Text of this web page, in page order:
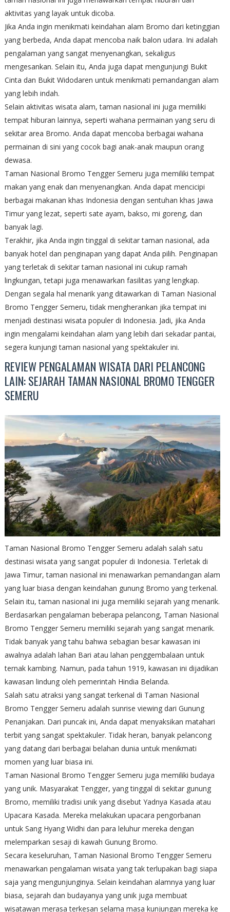
aktivitas yang layak untuk dicoba.
Jika Anda ingin menikmati keindahan alam Bromo dari ketinggian
yang berbeda, Anda dapat mencoba naik balon udara. Ini adalah
pengalaman yang sangat menyenangkan, sekaligus
mengesankan. Selain itu, Anda juga dapat mengunjungi Bukit
Cinta dan Bukit Widodaren untuk menikmati pemandangan alam
yang lebih indah.
Selain aktivitas wisata alam, taman nasional ini juga memiliki
tempat hiburan lainnya, seperti wahana permainan yang seru di
sekitar area Bromo. Anda dapat mencoba berbagai wahana
permainan di sini yang cocok bagi anak-anak maupun orang
dewasa.
Taman Nasional Bromo Tengger Semeru juga memiliki tempat
makan yang enak dan menyenangkan. Anda dapat mencicipi
berbagai makanan khas Indonesia dengan sentuhan khas Jawa
Timur yang lezat, seperti sate ayam, bakso, mi goreng, dan
banyak lagi.
Terakhir, jika Anda ingin tinggal di sekitar taman nasional, ada
banyak hotel dan penginapan yang dapat Anda pilih. Penginapan
yang terletak di sekitar taman nasional ini cukup ramah
lingkungan, tetapi juga menawarkan fasilitas yang lengkap.
Dengan segala hal menarik yang ditawarkan di Taman Nasional
Bromo Tengger Semeru, tidak mengherankan jika tempat ini
menjadi destinasi wisata populer di Indonesia. Jadi, jika Anda
ingin mengalami keindahan alam yang lebih dari sekadar pantai,
segera kunjungi taman nasional yang spektakuler ini.
REVIEW PENGALAMAN WISATA DARI PELANCONG
LAIN: SEJARAH TAMAN NASIONAL BROMO TENGGER
SEMERU
Taman Nasional Bromo Tengger Semeru adalah salah satu
destinasi wisata yang sangat populer di Indonesia. Terletak di
Jawa Timur, taman nasional ini menawarkan pemandangan alam
yang luar biasa dengan keindahan gunung Bromo yang terkenal.
Selain itu, taman nasional ini juga memiliki sejarah yang menarik.
Berdasarkan pengalaman beberapa pelancong, Taman Nasional
Bromo Tengger Semeru memiliki sejarah yang sangat menarik.
Tidak banyak yang tahu bahwa sebagian besar kawasan ini
awalnya adalah lahan Bari atau lahan penggembalaan untuk
ternak kambing. Namun, pada tahun 1919, kawasan ini dijadikan
kawasan lindung oleh pemerintah Hindia Belanda.
Salah satu atraksi yang sangat terkenal di Taman Nasional
Bromo Tengger Semeru adalah sunrise viewing dari Gunung
Penanjakan. Dari puncak ini, Anda dapat menyaksikan matahari
terbit yang sangat spektakuler. Tidak heran, banyak pelancong
yang datang dari berbagai belahan dunia untuk menikmati
momen yang luar biasa ini.
Taman Nasional Bromo Tengger Semeru juga memiliki budaya
yang unik. Masyarakat Tengger, yang tinggal di sekitar gunung
Bromo, memiliki tradisi unik yang disebut Yadnya Kasada atau
Upacara Kasada. Mereka melakukan upacara pengorbanan
untuk Sang Hyang Widhi dan para leluhur mereka dengan
melemparkan sesaji di kawah Gunung Bromo.
Secara keseluruhan, Taman Nasional Bromo Tengger Semeru
menawarkan pengalaman wisata yang tak terlupakan bagi siapa
saja yang mengunjunginya. Selain keindahan alamnya yang luar
biasa, sejarah dan budayanya yang unik juga membuat
wisatawan merasa terkesan selama masa kunjungan mereka ke